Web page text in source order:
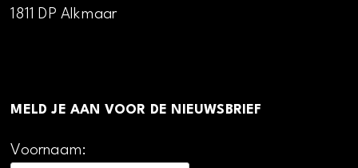
1811 DP Alkmaar
MELD JE AAN VOOR DE NIEUWSBRIEF
Voornaam: